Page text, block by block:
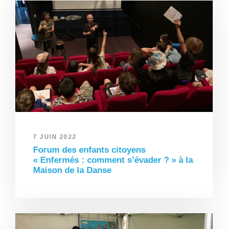
7 JUIN 2022
Forum des enfants citoyens
« Enfermés : comment s’évader ? » à la
Maison de la Danse